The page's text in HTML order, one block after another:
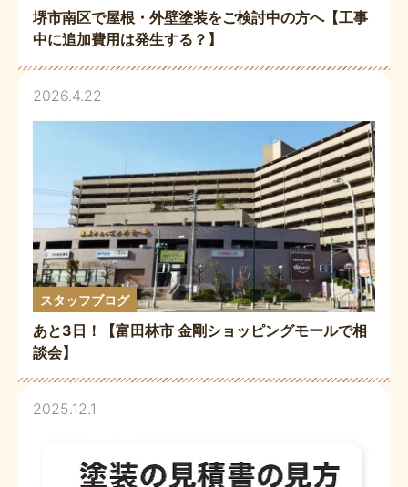
堺市南区で屋根・外壁塗装をご検討中の方へ【工事
中に追加費用は発生する？】
2026.4.22
スタッフブログ
あと3日！【富田林市 金剛ショッピングモールで相
談会】
2025.12.1